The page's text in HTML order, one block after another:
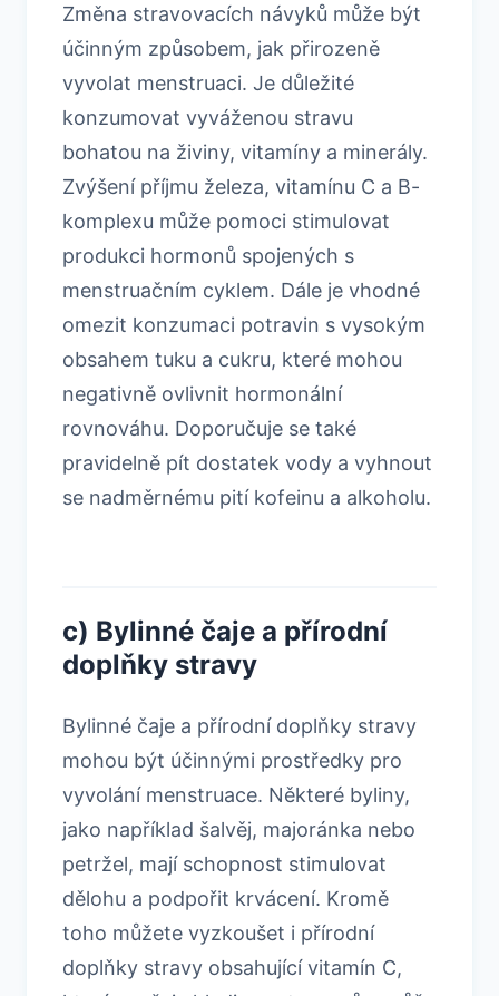
Změna stravovacích návyků může být
účinným způsobem, jak přirozeně
vyvolat menstruaci. Je důležité
konzumovat vyváženou stravu
bohatou na živiny, vitamíny a minerály.
Zvýšení příjmu železa, vitamínu C a B-
komplexu může pomoci stimulovat
produkci hormonů spojených s
menstruačním cyklem. Dále je vhodné
omezit konzumaci potravin s vysokým
obsahem tuku a cukru, které mohou
negativně ovlivnit hormonální
rovnováhu. Doporučuje se také
pravidelně pít dostatek vody a vyhnout
se nadměrnému pití kofeinu a alkoholu.
c) Bylinné čaje a přírodní
doplňky stravy
Bylinné čaje a přírodní doplňky stravy
mohou být účinnými prostředky pro
vyvolání menstruace. Některé byliny,
jako například šalvěj, majoránka nebo
petržel, mají schopnost stimulovat
dělohu a podpořit krvácení. Kromě
toho můžete vyzkoušet i přírodní
doplňky stravy obsahující vitamín C,